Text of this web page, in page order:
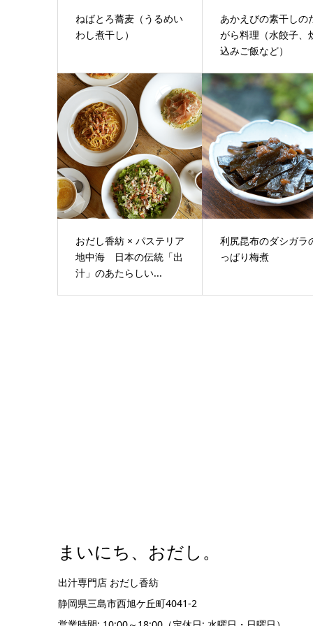
ねばとろ蕎麦（うるめい
わし煮干し）
あかえびの素干しの
がら料理（水餃子、
込みご飯など）
おだし香紡 × パステリア
地中海 日本の伝統「出
汁」のあたらしい...
利尻昆布のダシガラ
っぱり梅煮
まいにち、おだし。
出汁専門店 おだし香紡
静岡県三島市西旭ケ丘町4041-2